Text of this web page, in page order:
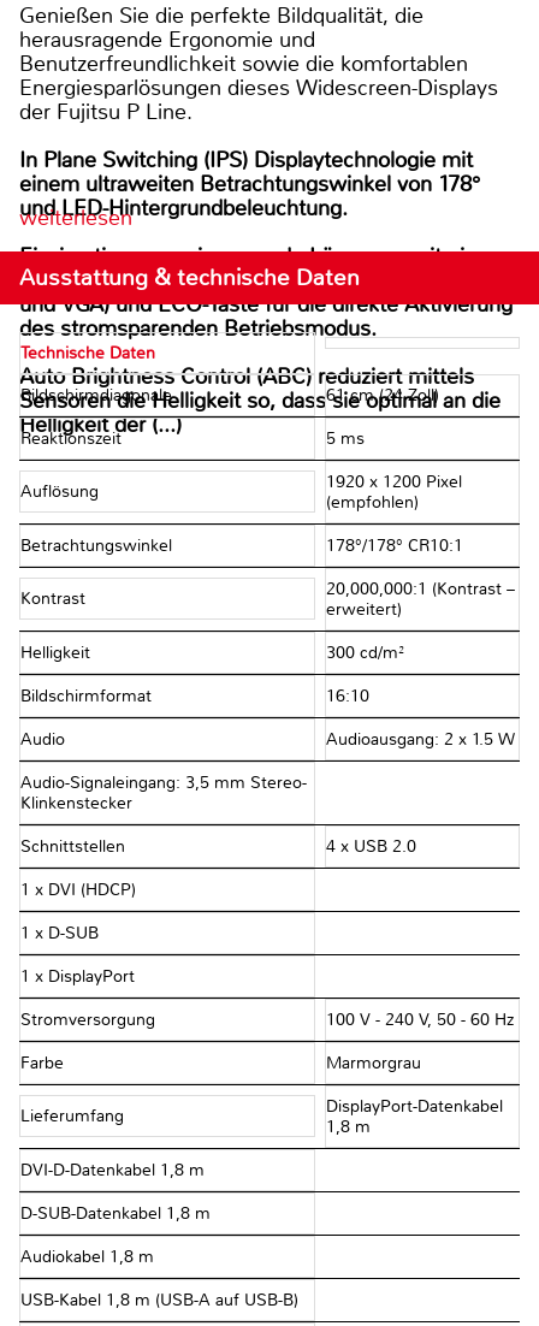
Genießen Sie die perfekte Bildqualität, die
herausragende Ergonomie und
Benutzerfreundlichkeit sowie die komfortablen
Energiesparlösungen dieses Widescreen-Displays
der Fujitsu P Line.
In Plane Switching (IPS) Displaytechnologie mit
einem ultraweiten Betrachtungswinkel von 178°
und LED-Hintergrundbeleuchtung.
Einzigartige, energiesparende Lösungen mit einem
Stromverbrauch von 0,0 Watt im Standby (mit DVI
und VGA) und ECO-Taste für die direkte Aktivierung
des stromsparenden Betriebsmodus.
Auto Brightness Control (ABC) reduziert mittels
Sensoren die Helligkeit so, dass sie optimal an die
Helligkeit der (...)
weiterlesen
Ausstattung & technische Daten
Technische Daten
Bildschirmdiagonale 61 cm (24 Zoll)
Reaktionszeit 5 ms
Auflösung
1920 x 1200 Pixel
(empfohlen)
Betrachtungswinkel 178°/178° CR10:1
Kontrast
20,000,000:1 (Kontrast –
erweitert)
Helligkeit 300 cd/m²
Bildschirmformat 16:10
Audio Audioausgang: 2 x 1.5 W
Audio-Signaleingang: 3,5 mm Stereo-
Klinkenstecker
Schnittstellen 4 x USB 2.0
1 x DVI (HDCP)
1 x D-SUB
1 x DisplayPort
Stromversorgung 100 V - 240 V, 50 - 60 Hz
Farbe Marmorgrau
Lieferumfang
DisplayPort-Datenkabel
1,8 m
DVI-D-Datenkabel 1,8 m
D-SUB-Datenkabel 1,8 m
Audiokabel 1,8 m
USB-Kabel 1,8 m (USB-A auf USB-B)